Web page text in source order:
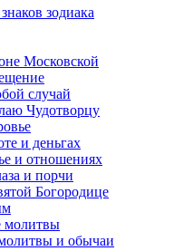
зодиака
Московской
случай
Чудотворцу
и деньгах
и отношениях
и порчи
Богородице
молитвы
и обычаи